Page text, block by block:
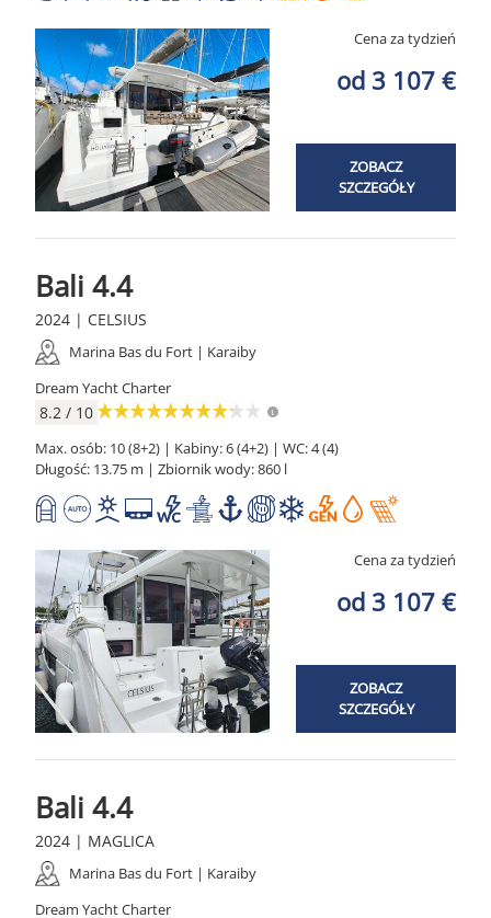
Cena za tydzień
od 3 107 €
ZOBACZ
SZCZEGÓŁY
Bali 4.4
2024 | CELSIUS
Marina Bas du Fort | Karaiby
Dream Yacht Charter
8.2 / 10
Max. osób: 10 (8+2) | Kabiny: 6 (4+2) | WC: 4 (4)
Długość: 13.75 m | Zbiornik wody: 860 l
Cena za tydzień
od 3 107 €
ZOBACZ
SZCZEGÓŁY
Bali 4.4
2024 | MAGLICA
Marina Bas du Fort | Karaiby
Dream Yacht Charter